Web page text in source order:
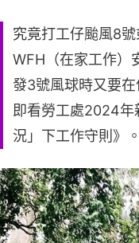
究竟打工仔颱風8
WFH（在家工作）
發3號風球時又要
即看勞工處2024年
況」下工作守則》。